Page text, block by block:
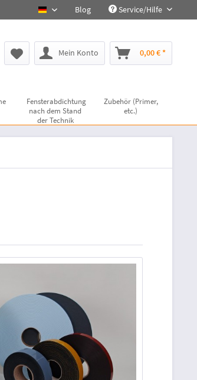
deutsch Blog Service/Hilfe
Mein Konto 0,00 € *
Fensterabdichtung
nach dem Stand
der Technik
Zubehör (Primer,
etc.)